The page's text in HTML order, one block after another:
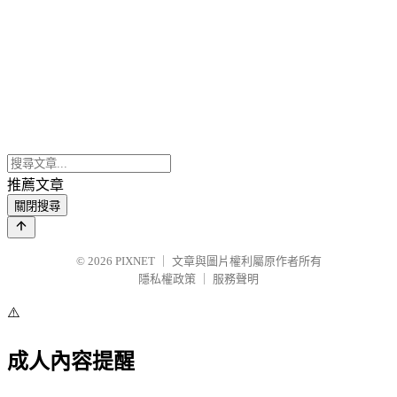
推薦文章
關閉搜尋
© 2026 PIXNET
文章與圖片權利屬原作者所有
隱私權政策
服務聲明
⚠️
成人內容提醒